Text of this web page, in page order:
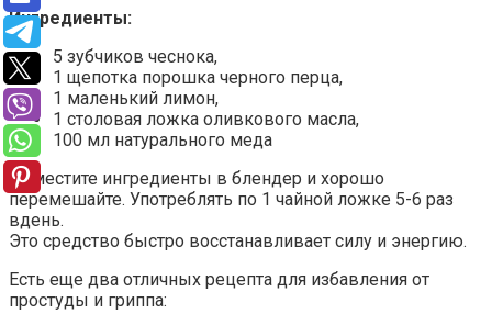
Ингредиенты:
5 зубчиков чеснока,
1 щепотка порошка черного перца,
1 маленький лимон,
1 столовая ложка оливкового масла,
100 мл натурального меда
Поместите ингредиенты в блендер и хорошо
перемешайте. Употреблять по 1 чайной ложке 5-6 раз
вдень.
Это средство быстро восстанавливает силу и энергию.
Есть еще два отличных рецепта для избавления от
простуды и гриппа: